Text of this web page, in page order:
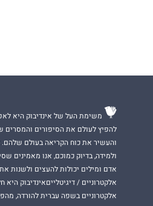
משימת העל של אינדיבוק היא
להפיץ לעולם את הסיפורים
והעשיר את כוח הקריאה בעולם שלהם.
ולמידה, בדיוק כמוכם, אנו מאמינים
אדם ומילים יכולות להעצים ולשנות
אלקטרוניים / דיגיטלייםאינדיבוק
אלקטרוניים בשפה עברית להורדה,